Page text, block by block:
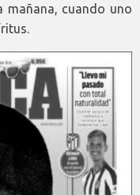
mañana, cuando uno